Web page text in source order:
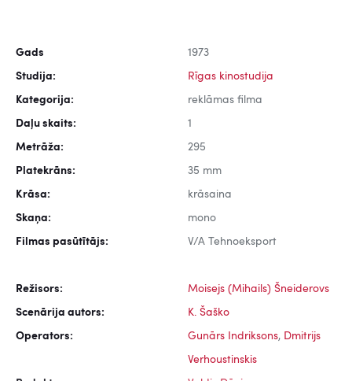
Gads 1973
Studija: Rīgas kinostudija
Kategorija: reklāmas filma
Daļu skaits: 1
Metrāža: 295
Platekrāns: 35 mm
Krāsa: krāsaina
Skaņa: mono
Filmas pasūtītājs: V/A Tehnoeksport
Režisors: Moisejs (Mihails) Šneiderovs
Scenārija autors: K. Šaško
Operators: Gunārs Indriksons, Dmitrijs
Verhoustinskis